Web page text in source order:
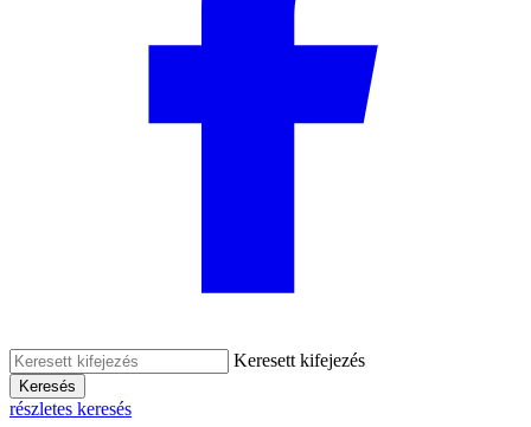
Keresett kifejezés
Keresés
részletes keresés